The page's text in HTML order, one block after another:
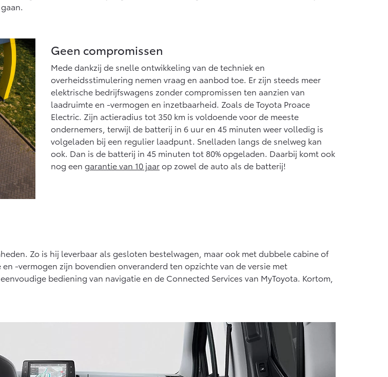
Geen compromissen
Mede dankzij de snelle ontwikkeling van de techniek en
overheidsstimulering nemen vraag en aanbod toe. Er zijn steeds meer
elektrische bedrijfswagens zonder compromissen ten aanzien van
laadruimte en -vermogen en inzetbaarheid. Zoals de Toyota Proace
Electric. Zijn actieradius tot 350 km is voldoende voor de meeste
ondernemers, terwijl de batterij in 6 uur en 45 minuten weer volledig is
volgeladen bij een regulier laadpunt. Snelladen langs de snelweg kan
ook. Dan is de batterij in 45 minuten tot 80% opgeladen. Daarbij komt ook
nog een garantie van 10 jaarop zowel de auto als de batterij!
Zo is hij leverbaar als gesloten bestelwagen, maar ook met dubbele cabine of
-vermogen zijn bovendien onveranderd ten opzichte van de versie met
bediening van navigatie en de Connected Services van MyToyota. Kortom,